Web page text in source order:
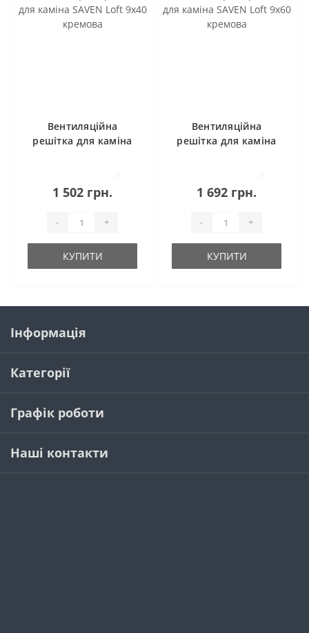
Вентиляційна
решітка для каміна
1 502 грн.
- +
КУПИТИ
Вентиляційна
решітка для каміна
1 692 грн.
- +
КУПИТИ
Інформація
Категорії
Графік роботи
Наші контакти